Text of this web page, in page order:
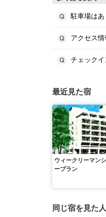
駐車場はあ
アクセス情
チェックイ
最近見た宿
ウィークリーマン
ーブラン
同じ宿を見た